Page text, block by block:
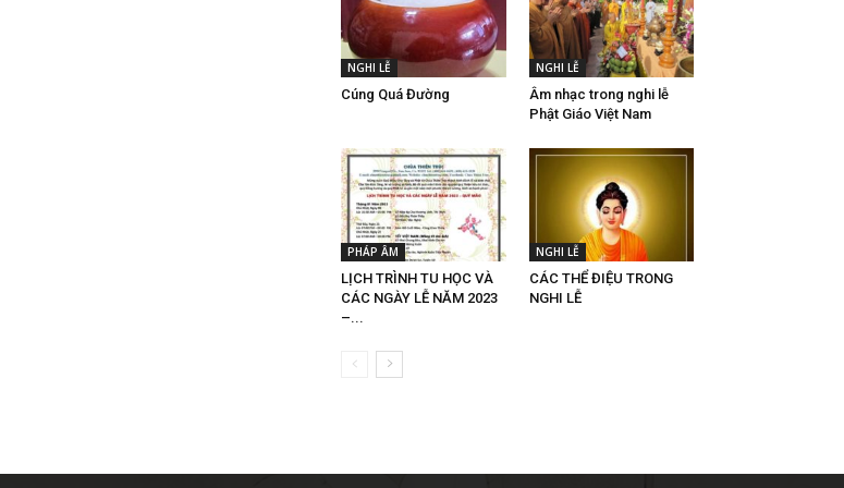
NGHI LỄ
Cúng Quá Đường
NGHI LỄ
Âm nhạc trong nghi lễ
Phật Giáo Việt Nam
PHÁP ÂM
LỊCH TRÌNH TU HỌC VÀ
CÁC NGÀY LỄ NĂM 2023
–...
NGHI LỄ
CÁC THỂ ĐIỆU TRONG
NGHI LỄ